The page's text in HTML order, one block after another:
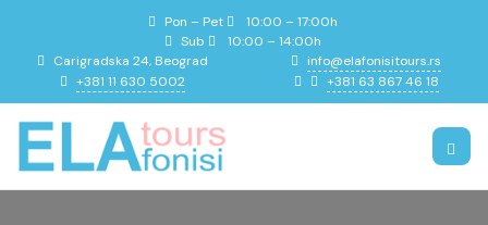
Pon – Pet
10:00 – 17:00h
Sub
10:00 – 14:00h
Carigradska 24, Beograd
info@elafonisitours.rs
+381 11 630 5002
+381 63 867 46 18